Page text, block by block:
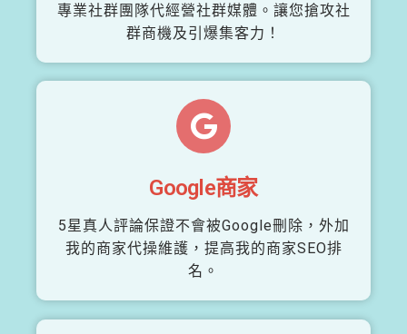
專業社群團隊代經營社群媒體。讓您搶攻社
群商機及引爆集客力！
Google商家
5星真人評論保證不會被Google刪除，外加
我的商家代操維護，提高我的商家SEO排
名。